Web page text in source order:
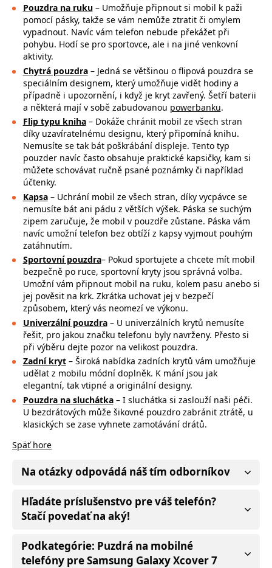
Pouzdra na ruku– Umožňuje připnout si mobil k paži
pomocí pásky, takže se vám nemůže ztratit či omylem
vypadnout. Navíc vám telefon nebude překážet při
pohybu. Hodí se pro sportovce, ale i na jiné venkovní
aktivity.
Chytrá pouzdra– Jedná se většinou o flipová pouzdra se
speciálním designem, který umožňuje vidět hodiny a
případně i upozornění, i když je kryt zavřený. Šetří baterii
a některá mají v sobě zabudovanou powerbanku.
Flip typu kniha– Dokáže chránit mobil ze všech stran
díky uzavíratelnému designu, který připomíná knihu.
Nemusíte se tak bát poškrábání displeje. Tento typ
pouzder navíc často obsahuje praktické kapsičky, kam si
můžete schovávat ručně psané poznámky či například
účtenky.
Kapsa– Uchrání mobil ze všech stran, díky vycpávce se
nemusíte bát ani pádu z větších výšek. Páska se suchým
zipem zaručuje, že mobil v pouzdře zůstane. Páska vám
navíc umožní telefon bez obtíží z kapsy vyjmout pouhým
zatáhnutím.
Sportovní pouzdra– Pokud sportujete a chcete mít mobil
bezpečně po ruce, sportovní kryty jsou správná volba.
Umožní vám připnout mobil na ruku, kolem pasu anebo si
jej pověsit na krk. Zkrátka uchovat jej v bezpečí
způsobem, který vás neomezí ve výkonu.
Univerzální pouzdra – U univerzálních krytů nemusíte
řešit, pro jakou značku telefonu byly navrženy. Přesto si
při výběru dejte pozor na velikost pouzdra.
Zadní kryt– Široká nabídka zadních krytů vám umožňuje
udělat z mobilu módní doplněk. K mání jsou jak
elegantní, tak vtipné a originální designy.
Pouzdra na sluchátka– I sluchátka si zaslouží naši péči.
U bezdrátových může šikovné pouzdro zabránit ztrátě, u
klasických se zase vyhnete zamotávání drátů.
Späť hore
Na otázky odpovádá náš tím odborníkov
Hľadáte príslušenstvo pre váš telefón?
Stačí povedať na aký!
Podkategórie: Puzdrá na mobilné
telefóny pre Samsung Galaxy Xcover 7